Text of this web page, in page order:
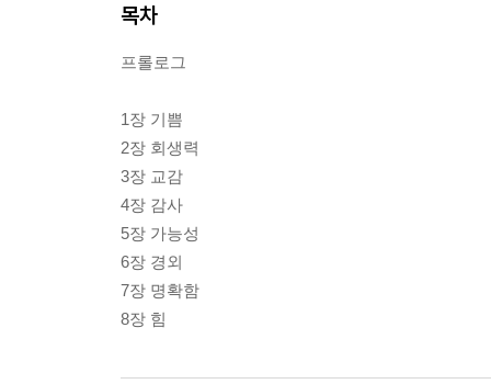
목차
프롤로그
1장 기쁨
2장 회생력
3장 교감
4장 감사
5장 가능성
6장 경외
7장 명확함
8장 힘